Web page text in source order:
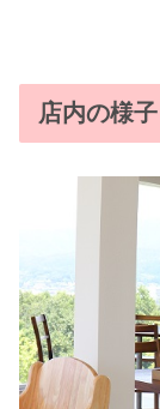
店内の様子